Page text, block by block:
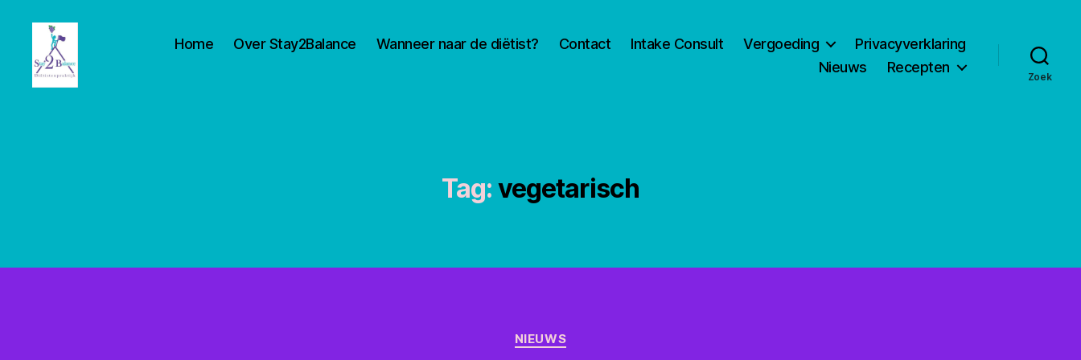
Home Over Stay2Balance Wanneer naar de diëtist? Contact Intake Consult Vergoeding
Privacyverklaring
Nieuws
Recepten
Zoek
Tag: vegetarisch
Categorieën
NIEUWS